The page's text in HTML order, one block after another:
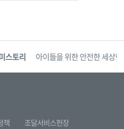
스토리 아이들을 위한 안전한 세상
책
조달서비스헌장